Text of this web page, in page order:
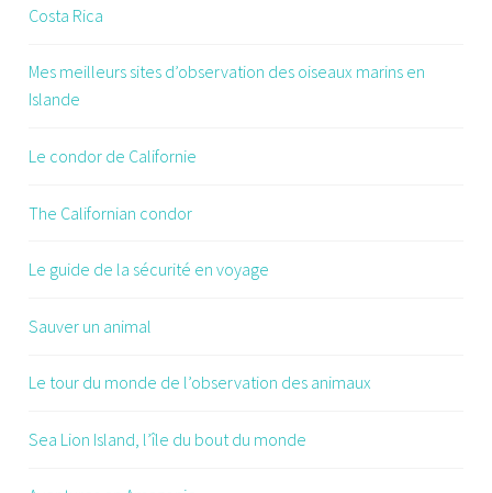
Costa Rica
Mes meilleurs sites d’observation des oiseaux marins en
Islande
Le condor de Californie
The Californian condor
Le guide de la sécurité en voyage
Sauver un animal
Le tour du monde de l’observation des animaux
Sea Lion Island, l’île du bout du monde